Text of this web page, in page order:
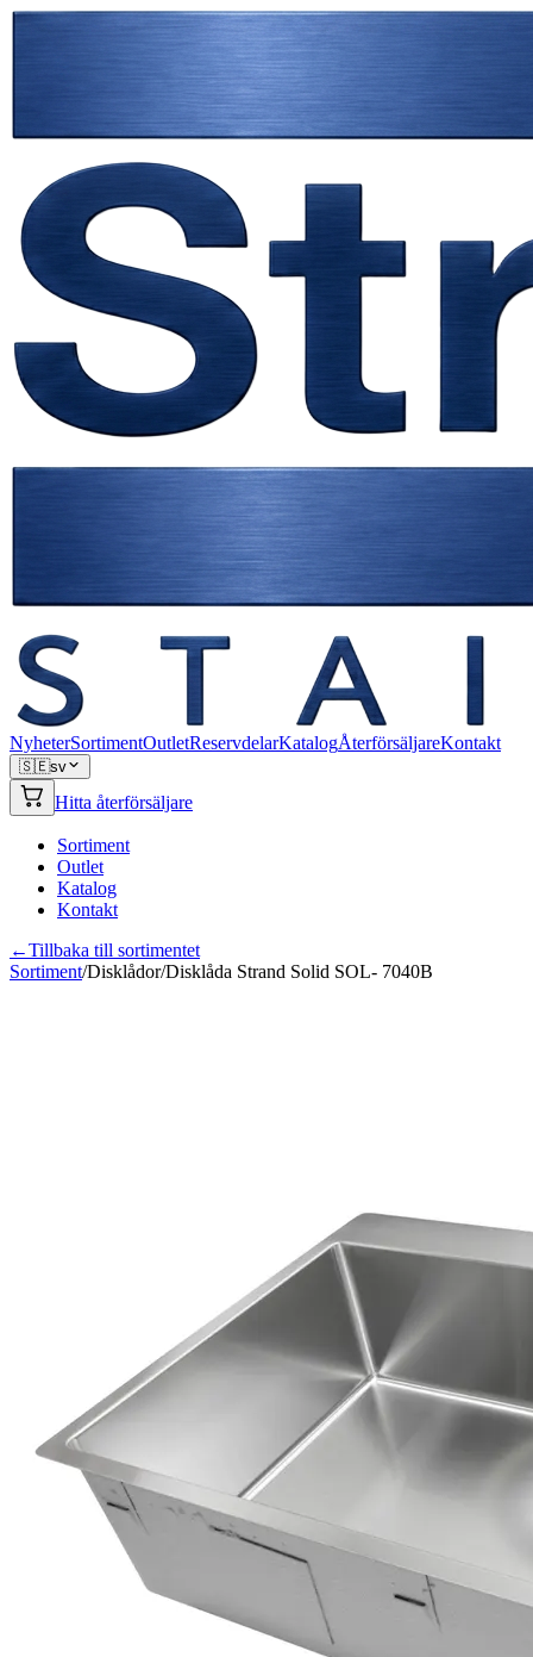
NyheterSortimentOutletReservdelarKatalogÅterförsäljareKontakt
🇸🇪sv
Hitta återförsäljare
Sortiment
Outlet
Katalog
Kontakt
←Tillbaka till sortimentet
Sortiment/Disklådor/Disklåda Strand Solid SOL- 7040B